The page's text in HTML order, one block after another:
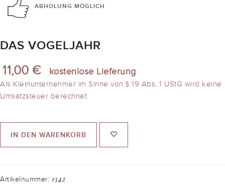
ABHOLUNG MÖGLICH
DAS VOGELJAHR
11,00 € kostenlose Lieferung
Als Kleinunternehmer im Sinne von § 19 Abs. 1 UStG wird keine
Umsatzsteuer berechnet.
IN DEN WARENKORB
Artikelnummer: 1342